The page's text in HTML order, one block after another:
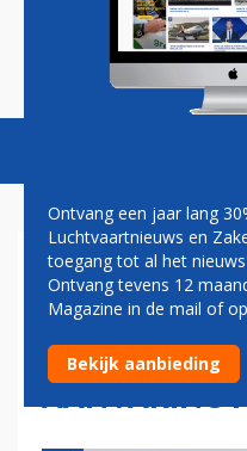
Magazine
TRANSAVIA-
ROTTERDAM
SCHIPHOL
AANVARING
Ontvang een jaar lang
Luchtvaartnieuws en
toegang tot al het
Ontvang tevens 12
Magazine in de mail of
Bekijk aanbieding